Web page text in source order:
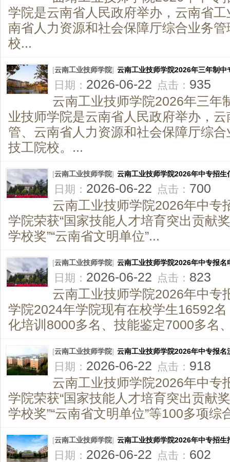
学院是云南省人民政府举办，云南省
南省人力资源和社会保障厅综合业务
校...
[云南工业技师学院] 云南工业技师学院2026年三年制中
日期： 2026-06-22 点击： 935
云南工业技师学院2026年三年
业技师学院是云南省人民政府举办，
管、云南省人力资源和社会保障厅综
技工院校。...
[云南工业技师学院] 云南工业技师学院2026年中专招生
日期： 2026-06-22 点击： 700
云南工业技师学院2026年中专
学院荣获“国家技能人才培育突出贡献
学校奖”“云南省文明单位”...
[云南工业技师学院] 云南工业技师学院2026年中专报名
日期： 2026-06-22 点击： 823
云南工业技师学院2026年中专
学院2024年学院现有在校学生16592
化培训8000多名、技能鉴定7000多名
[云南工业技师学院] 云南工业技师学院2026年中专报名
日期： 2026-06-22 点击： 918
云南工业技师学院2026年中专
学院荣获“国家技能人才培育突出贡献
学校奖”“云南省文明单位”等100多项
[云南工业技师学院] 云南工业技师学院2026年中专招生
日期： 2026-06-22 点击： 602